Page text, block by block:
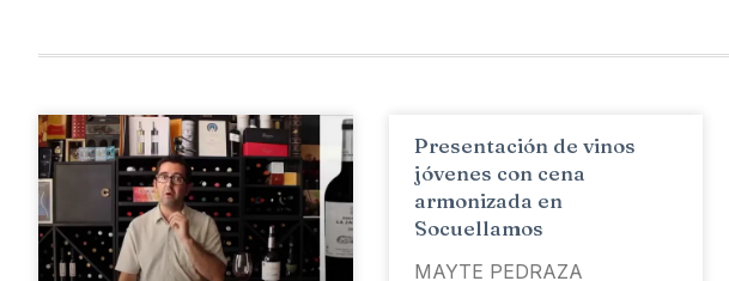
Presentación de vinos
jóvenes con cena
armonizada en
Socuellamos
MAYTE PEDRAZA